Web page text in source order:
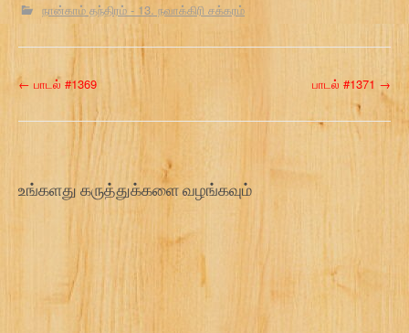
நான்காம் தந்திரம் - 13. நவாக்கிரி சக்கரம்
P
o
t
← பாடல் #1369 பாடல் #1371 →
உங்களது கருத்துக்களை வழங்கவும்